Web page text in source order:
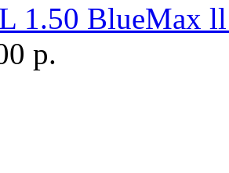
1.50 BlueMax
р.